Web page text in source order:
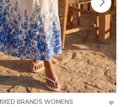
BRANDS WOMENS